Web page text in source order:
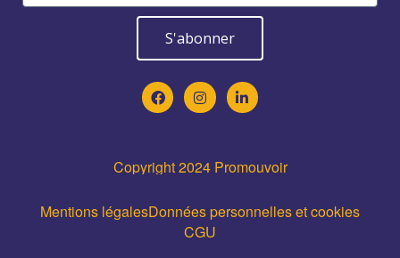
S'abonner
Copyright 2024 Promouvoir
Mentions légalesDonnées personnelles et cookies
CGU